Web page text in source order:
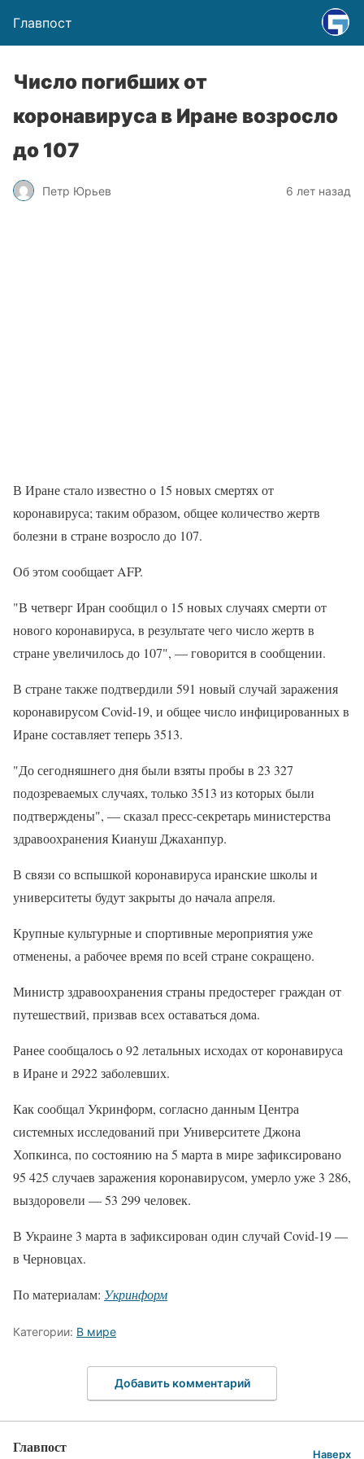
Главпост
Число погибших от
коронавируса в Иране возросло
до 107
Петр Юрьев 6 лет назад
В Иране стало известно о 15 новых смертях от
коронавируса; таким образом, общее количество жертв
болезни в стране возросло до 107.
Об этом сообщает AFP.
"В четверг Иран сообщил о 15 новых случаях смерти от
нового коронавируса, в результате чего число жертв в
стране увеличилось до 107", — говорится в сообщении.
В стране также подтвердили 591 новый случай заражения
коронавирусом Covid-19, и общее число инфицированных в
Иране составляет теперь 3513.
"До сегодняшнего дня были взяты пробы в 23 327
подозреваемых случаях, только 3513 из которых были
подтверждены", — сказал пресс-секретарь министерства
здравоохранения Киануш Джаханпур.
В связи со вспышкой коронавируса иранские школы и
университеты будут закрыты до начала апреля.
Крупные культурные и спортивные мероприятия уже
отменены, а рабочее время по всей стране сокращено.
Министр здравоохранения страны предостерег граждан от
путешествий, призвав всех оставаться дома.
Ранее сообщалось о 92 летальных исходах от коронавируса
в Иране и 2922 заболевших.
Как сообщал Укринформ, согласно данным Центра
системных исследований при Университете Джона
Хопкинса, по состоянию на 5 марта в мире зафиксировано
95 425 случаев заражения коронавирусом, умерло уже 3 286,
выздоровели — 53 299 человек.
В Украине 3 марта в зафиксирован один случай Covid-19 —
в Черновцах.
По материалам: Укринформ
Категории: В мире
Добавить комментарий
Главпост Наверх